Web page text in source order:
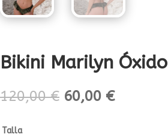
Bikini Marilyn Óxido
120,00€ El
60,00 €El
Talla